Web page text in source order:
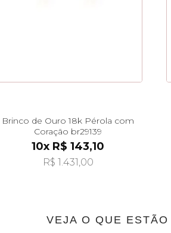
Brinco de Ouro 18k Pérola com
Coração br29139
10x R$ 143,10
R$ 1.431,00
VEJA O QUE